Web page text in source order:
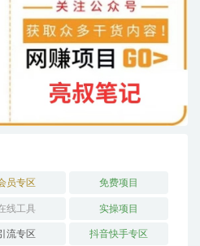
员专区 免费项目
线工具 实操项目
流专区 抖音快手专区